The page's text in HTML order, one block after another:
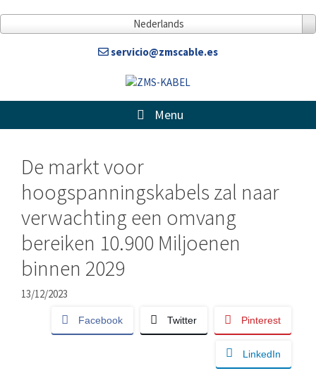
artikel
Nederlands
servicio@zmscable.es
Menu
De markt voor
hoogspanningskabels zal naar
verwachting een omvang
bereiken 10.900 Miljoenen
binnen 2029
13/12/2023
Facebook Twitter Pinterest
LinkedIn